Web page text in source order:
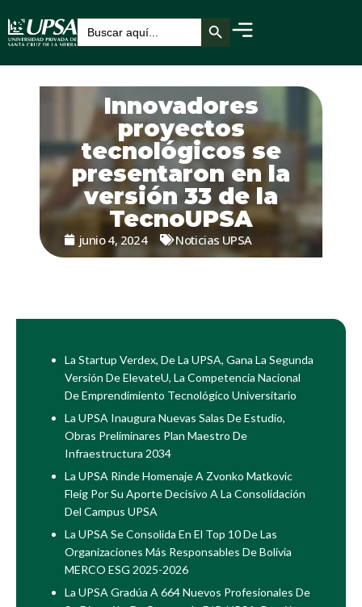
Buscar: Botón de búsqueda
Innovadores
proyectos
tecnológicos se
presentaron en la
versión 33 de la
TecnoUPSA
junio 4, 2024 Noticias UPSA
La Startup Verdex, De La UPSA, Gana La Segunda
Versión De ElevateU, La Competencia Nacional
De Emprendimiento Tecnológico Universitario
La UPSA Inaugura Nuevas Salas De Estudio,
Obras Preliminares Plan Maestro De
Infraestructura 2034
La UPSA Rinde Homenaje A Zvonko Matkovic
Fleig Por Su Aporte Decisivo A La Consolidación
Del Campus UPSA
La UPSA Se Consolida En El Top 10 De Las
Organizaciones Más Responsables De Bolivia
MERCO ESG 2025-2026
La UPSA Gradúa A 664 Nuevos Profesionales De